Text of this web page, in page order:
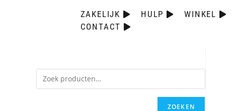
ZAKELIJK HULP WINKEL
CONTACT
ZOEKEN